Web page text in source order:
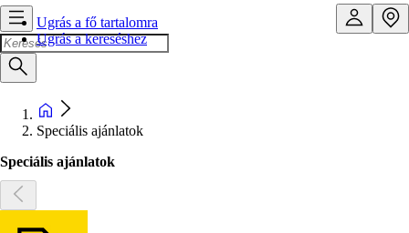
Ugrás a fő tartalomra
Ugrás a kereséshez
Speciális ajánlatok
Speciális ajánlatok